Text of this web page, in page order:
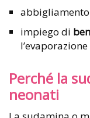
impiego di
Perché la
neonati